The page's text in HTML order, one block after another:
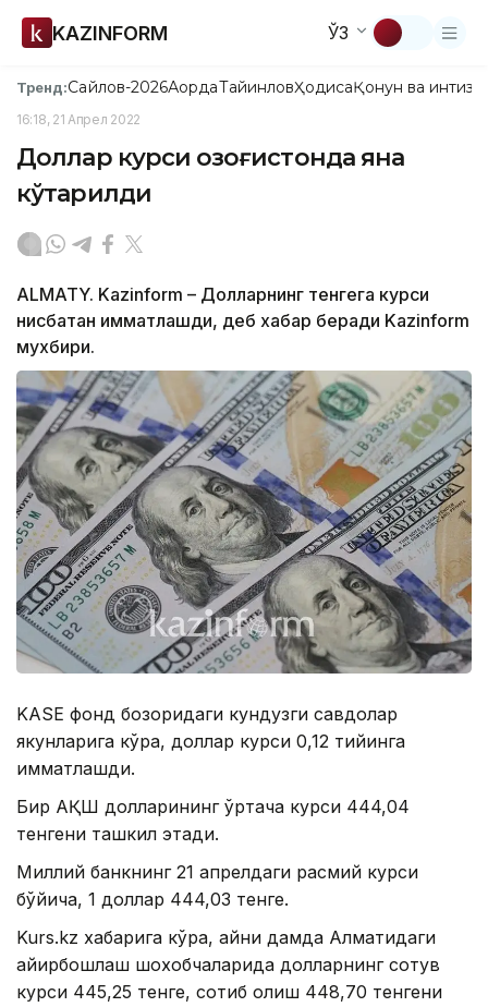
KAZINFORM ЎЗ
Тренд:Сайлов-2026АқордаТайинловҲодисаҚонун ва
16:18, 21 Апрел 2022
Доллар курси Қозоғистонда яна
кўтарилди
ALMATY. Kazinform – Долларнинг тенгега курси
нисбатан қимматлашди, деб хабар беради Kazinform
мухбири.
KASE фонд бозоридаги кундузги савдолар
якунларига кўра, доллар курси 0,12 тийинга
қимматлашди.
Бир АҚШ долларининг ўртача курси 444,04
тенгени ташкил этади.
Миллий банкнинг 21 апрелдаги расмий курси
бўйича, 1 доллар 444,03 тенге.
Kurs.kz хабарига кўра, айни дамда Алматидаги
айирбошлаш шохобчаларида долларнинг сотув
курси 445,25 тенге, сотиб олиш 448,70 тенгени